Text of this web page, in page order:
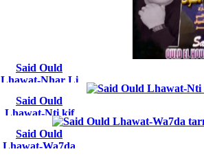
Said Ould
Lhawat-Nhar Li
Bhalou 2014
Said Ould
Lhawat-Nti kif
derti liha
Said Ould
Lhawat-Wa7da